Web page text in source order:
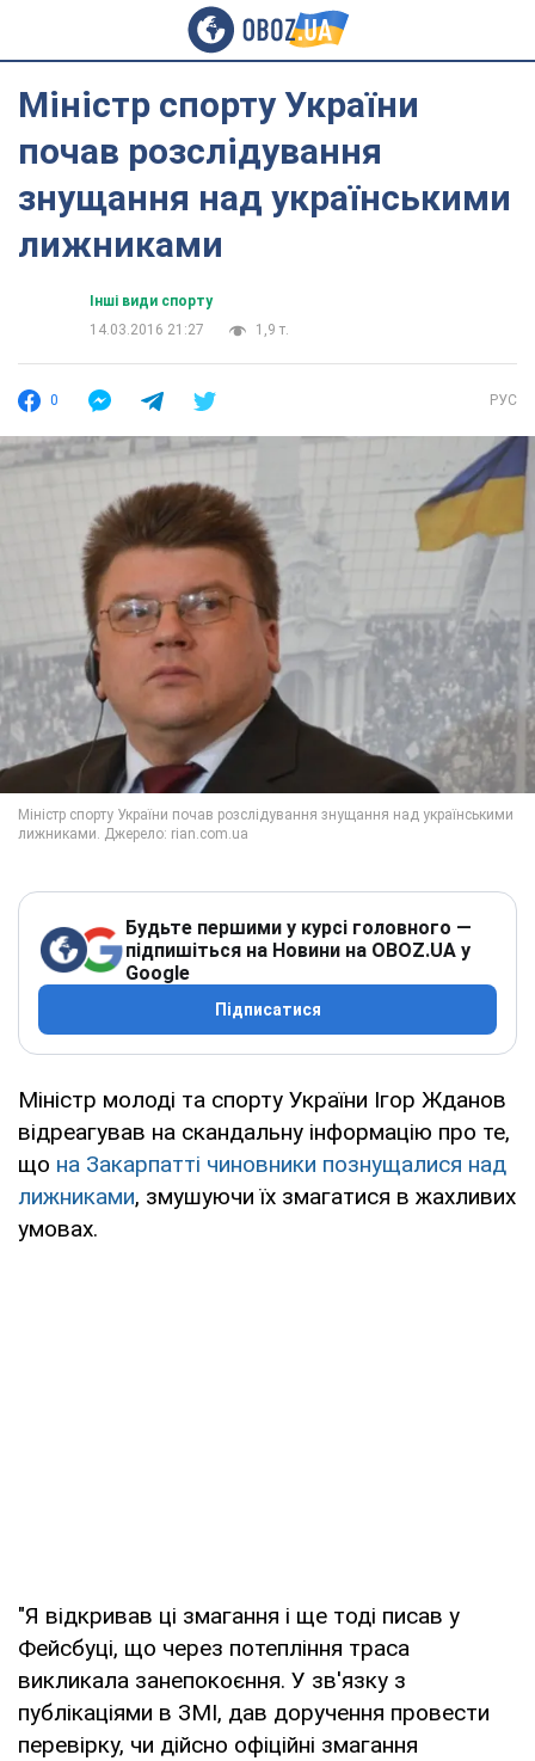
Міністр спорту України
почав розслідування
знущання над українськими
лижниками
Інші види спорту
14.03.2016 21:27
1,9 т.
0 РУС
Будьте першими у курсі головного —
підпишіться на Новини на OBOZ.UA у
Google
Підписатися
Міністр молоді та спорту України Ігор Жданов
відреагував на скандальну інформацію про те,
що на Закарпатті чиновники познущалися над
лижниками, змушуючи їх змагатися в жахливих
умовах.
"Я відкривав ці змагання і ще тоді писав у
Фейсбуці, що через потепління траса
викликала занепокоєння. У зв'язку з
публікаціями в ЗМІ, дав доручення провести
перевірку, чи дійсно офіційні змагання